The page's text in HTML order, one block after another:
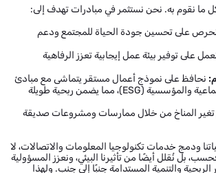
ما نقوم به. نحن نستثمر في مبادرات تهدف إلى:
على تحسين جودة الحياة للمجتمع ودعم
على توفير بيئة عمل إيجابية تعزز الرفاهية
نحافظ على نموذج أعمال مستقر يتماشى مع مبادئ
الحوكمة البيئية والاجتماعية والمؤسسية (ESG)، مما يضمن ربحية طويلة
تغير المناخ من خلال ممارسات ومشروعات صديقة
ودمج خدمات تكنولوجيا المعلومات والاتصالات، لا
بل نُقلل أيضًا من تأثيرنا البيئي، ونعزز المسؤولية
والتنمية المستدامة جنبًا إلى جنب. ولهذا